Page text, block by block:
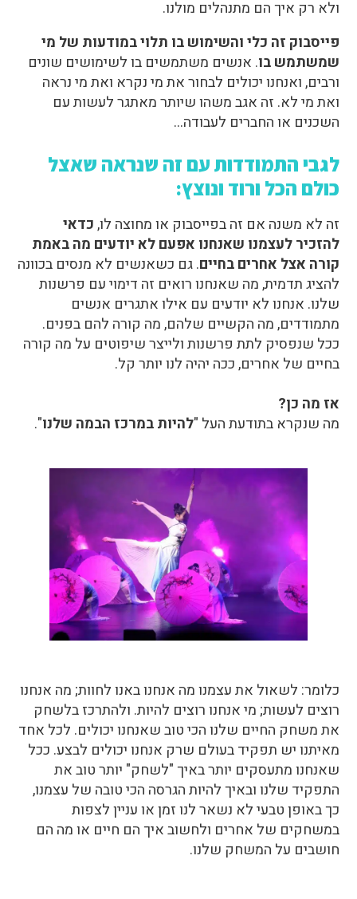
ולא רק איך הם מתנהלים מולנו.
פייסבוק זה כלי והשימוש בו תלוי במודעות של מי
שמשתמש בו. אנשים משתמשים בו לשימושים שונים
ורבים, ואנחנו יכולים לבחור את מי נקרא ואת מי נראה
ואת מי לא. זה אגב משהו שיותר מאתגר לעשות עם
השכנים או החברים לעבודה…
לגבי התמודדות עם זה שנראה שאצל
כולם הכל ורוד ונוצץ:
זה לא משנה אם זה בפייסבוק או מחוצה לו,כדאי
להזכיר לעצמנו שאנחנו אפעם לא יודעים מה באמת
קורה אצל אחרים בחיים. גם כשאנשים לא מנסים בכוונה
להציג תדמית, מה שאנחנו רואים זה דימוי עם פרשנות
שלנו. אנחנו לא יודעים עם אילו אתגרים אנשים
מתמודדים, מה הקשיים שלהם, מה קורה להם בפנים.
ככל שנפסיק לתת פרשנות ולייצר שיפוטים על מה קורה
בחיים של אחרים, ככה יהיה לנו יותר קל.
אז מה כן?
מה שנקרא בתודעת העל "להיות במרכז הבמה שלנו".
כלומר: לשאול את עצמנו מה אנחנו באנו לחוות; מה אנחנו
רוצים לעשות; מי אנחנו רוצים להיות. ולהתרכז בלשחק
את משחק החיים שלנו הכי טוב שאנחנו יכולים. לכל אחד
מאיתנו יש תפקיד בעולם שרק אנחנו יכולים לבצע. ככל
שאנחנו מתעסקים יותר באיך "לשחק" יותר טוב את
התפקיד שלנו ובאיך להיות הגרסה הכי טובה של עצמנו,
כך באופן טבעי לא נשאר לנו זמן או עניין לצפות
במשחקים של אחרים ולחשוב איך הם חיים או מה הם
חושבים על המשחק שלנו.